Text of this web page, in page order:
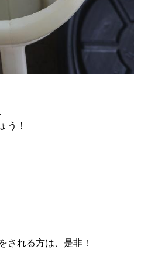
う！
される方は、是非！